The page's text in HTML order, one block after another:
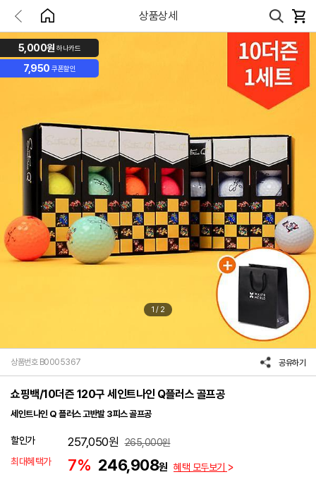
상품상세
5,000원 하나카드
7,950 쿠폰할인
1 / 2
상품번호 B0005367 공유하기
쇼핑백/10더즌 120구 세인트나인 Q플러스 골프공
세인트나인 Q 플러스 고반발 3피스 골프공
할인가 257,050원 265,000원
최대혜택가
7% 246,908원 혜택 모두보기